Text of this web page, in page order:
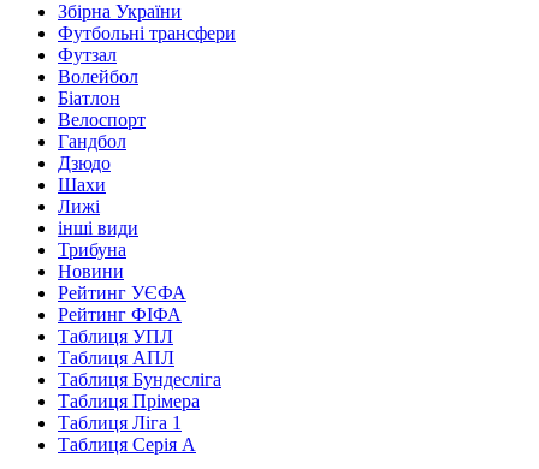
Збірна України
Футбольні трансфери
Футзал
Волейбол
Біатлон
Велоспорт
Гандбол
Дзюдо
Шахи
Лижі
інші види
Трибуна
Новини
Рейтинг УЄФА
Рейтинг ФІФА
Таблиця УПЛ
Таблиця АПЛ
Таблиця Бундесліга
Таблиця Прімера
Таблиця Ліга 1
Таблиця Серія А